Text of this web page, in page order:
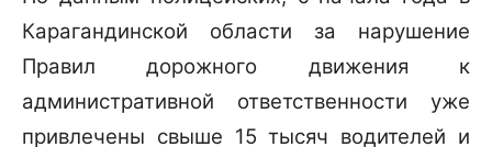
Карагандинской области за нарушение
Правил дорожного движения к
административной ответственности уже
привлечены свыше 15 тысяч водителей и